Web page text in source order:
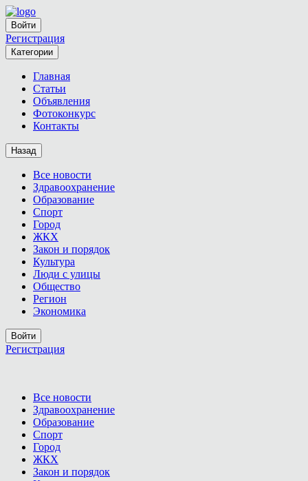
Войти
Регистрация
Категории
Главная
Статьи
Объявления
Фотоконкурс
Контакты
Назад
Все новости
Здравоохранение
Образование
Спорт
Город
ЖКХ
Закон и порядок
Культура
Люди с улицы
Общество
Регион
Экономика
Войти
Регистрация
Все новости
Здравоохранение
Образование
Спорт
Город
ЖКХ
Закон и порядок